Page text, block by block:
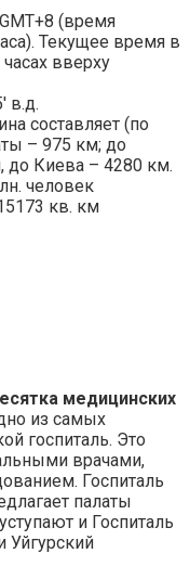
(время
Текущее время в
вверху
в.д.
составляет (по
– 975 км; до
до Киева – 4280 км.
человек
кв. км
медицинских
из самых
госпиталь. Это
врачами,
Госпиталь
палаты
и Госпиталь
Уйгурский